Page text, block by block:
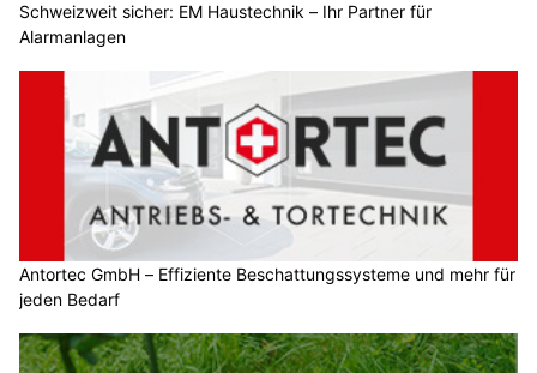
Schweizweit sicher: EM Haustechnik – Ihr Partner für
Alarmanlagen
Antortec GmbH – Effiziente Beschattungssysteme und mehr für
jeden Bedarf